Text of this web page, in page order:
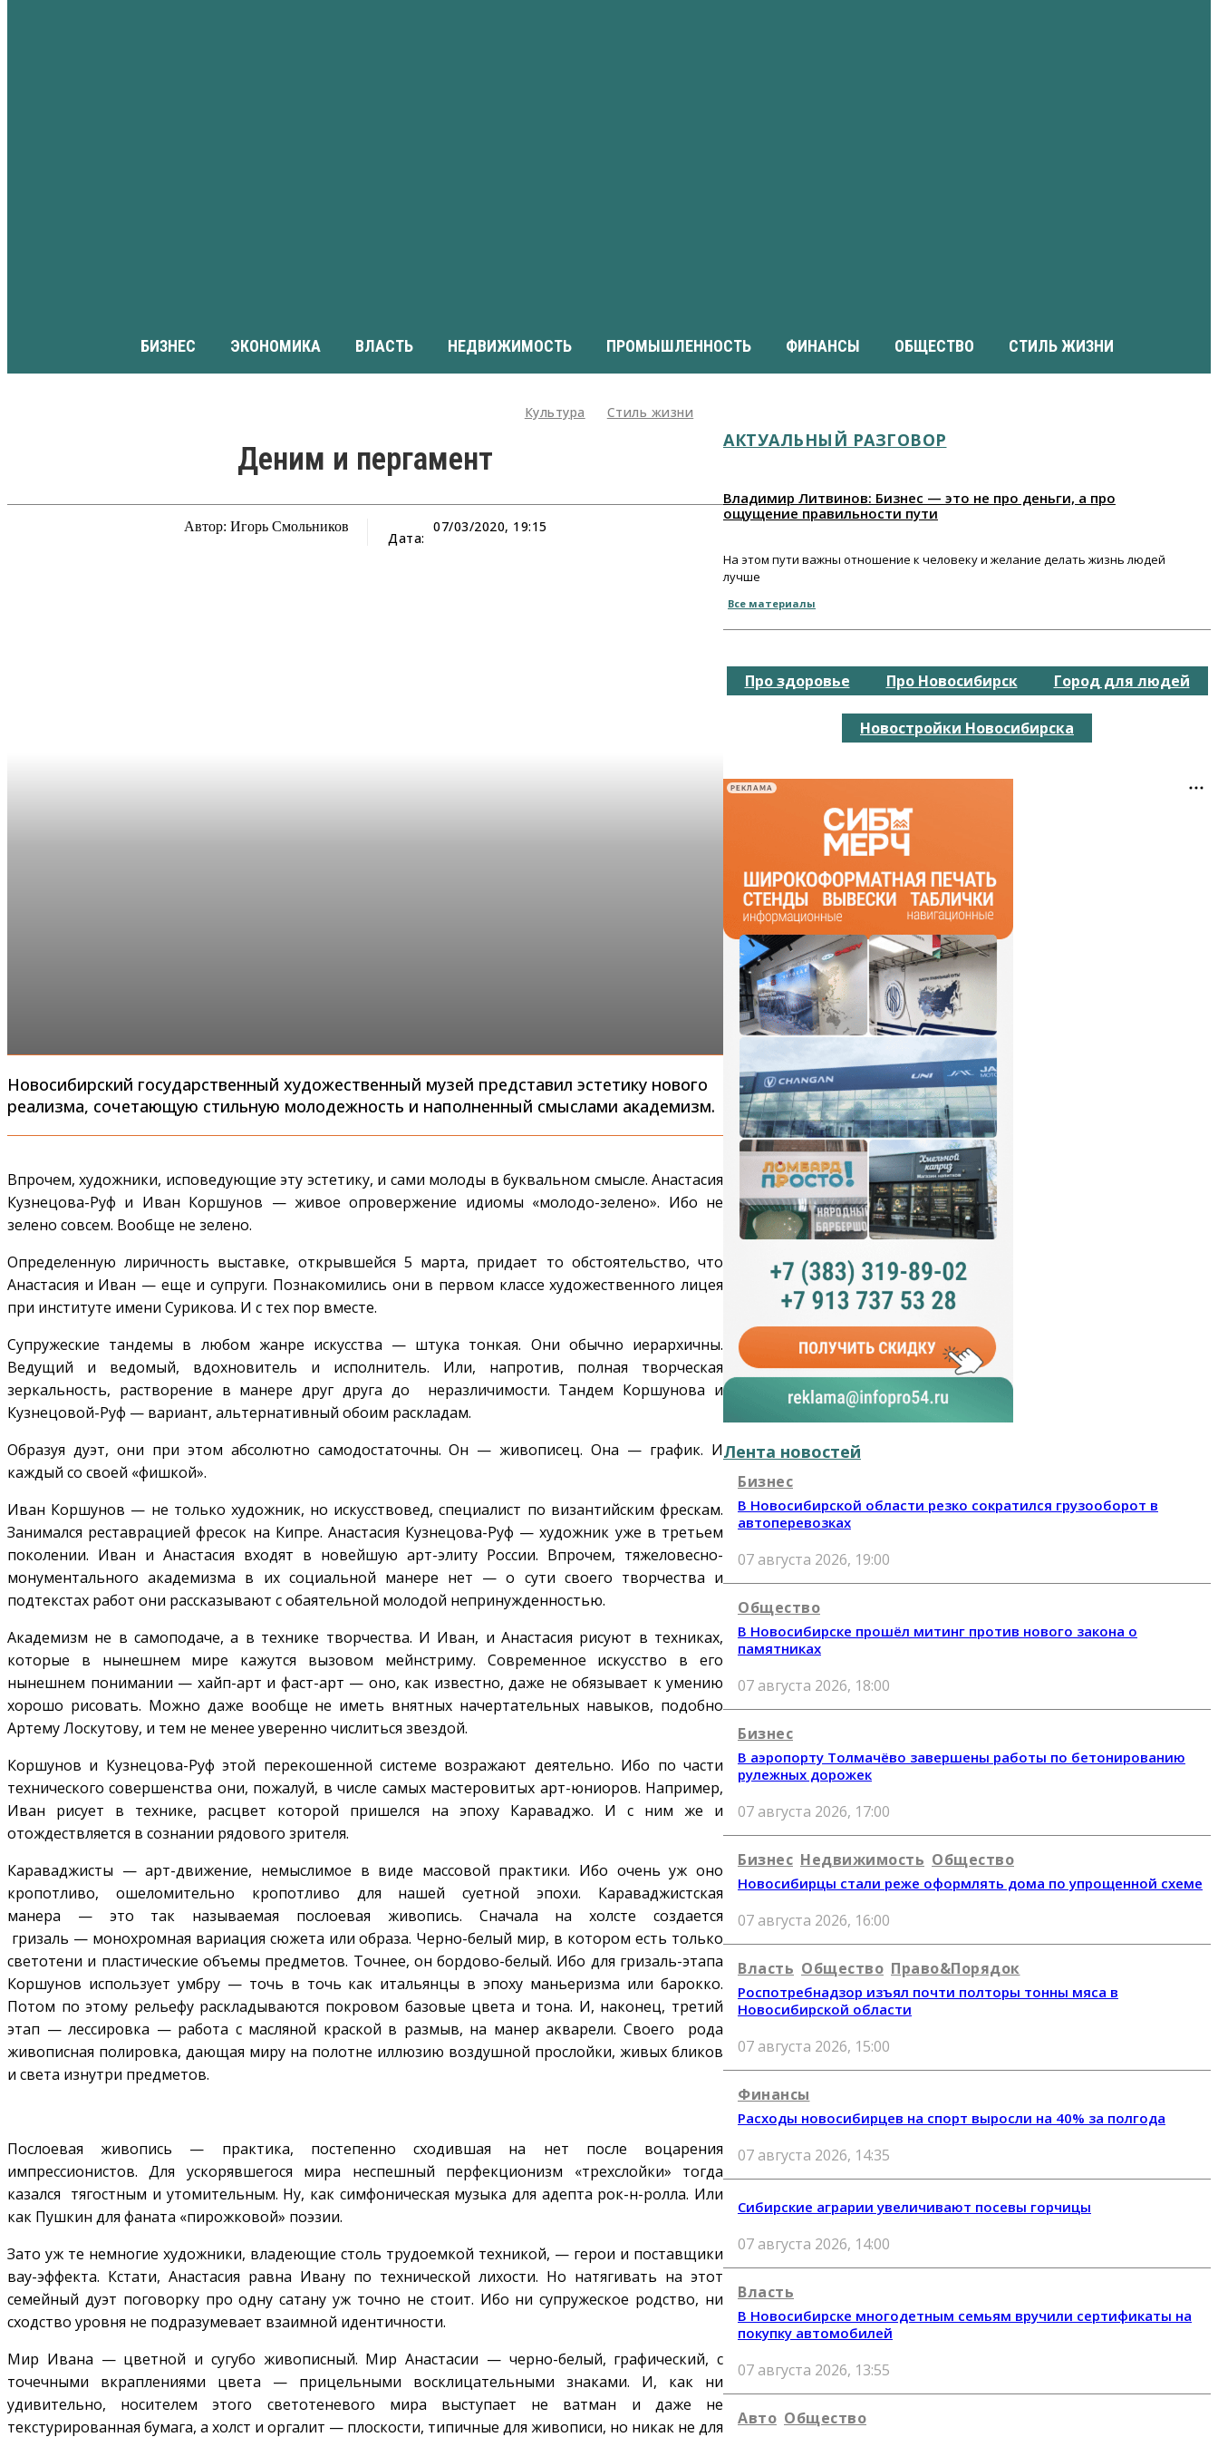
БИЗНЕС ЭКОНОМИКА ВЛАСТЬ НЕДВИЖИМОСТЬ ПРОМЫШЛЕННОСТЬ ФИНАНСЫ ОБЩЕСТВО СТИЛЬ ЖИЗНИ
Культура Стиль жизни
Деним и пергамент
Автор: Игорь Смольников
Дата:
07/03/2020, 19:15
Новосибирский государственный художественный музей представил эстетику нового
реализма, сочетающую стильную молодежность и наполненный смыслами академизм.
Впрочем, художники, исповедующие эту эстетику, и сами молоды в буквальном смысле. Анастасия
Кузнецова-Руф и Иван Коршунов — живое опровержение идиомы «молодо-зелено». Ибо не
зелено совсем. Вообще не зелено.
Определенную лиричность выставке, открывшейся 5 марта, придает то обстоятельство, что
Анастасия и Иван — еще и супруги. Познакомились они в первом классе художественного лицея
при институте имени Сурикова. И с тех пор вместе.
Супружеские тандемы в любом жанре искусства — штука тонкая. Они обычно иерархичны.
Ведущий и ведомый, вдохновитель и исполнитель. Или, напротив, полная творческая
зеркальность, растворение в манере друг друга до неразличимости. Тандем Коршунова и
Кузнецовой-Руф — вариант, альтернативный обоим раскладам.
Образуя дуэт, они при этом абсолютно самодостаточны. Он — живописец. Она — график. И
каждый со своей «фишкой».
Иван Коршунов — не только художник, но искусствовед, специалист по византийским фрескам.
Занимался реставрацией фресок на Кипре. Анастасия Кузнецова-Руф — художник уже в третьем
поколении. Иван и Анастасия входят в новейшую арт-элиту России. Впрочем, тяжеловесно-
монументального академизма в их социальной манере нет — о сути своего творчества и
подтекстах работ они рассказывают с обаятельной молодой непринужденностью.
Академизм не в самоподаче, а в технике творчества. И Иван, и Анастасия рисуют в техниках,
которые в нынешнем мире кажутся вызовом мейнстриму. Современное искусство в его
нынешнем понимании — хайп-арт и фаст-арт — оно, как известно, даже не обязывает к умению
хорошо рисовать. Можно даже вообще не иметь внятных начертательных навыков, подобно
Артему Лоскутову, и тем не менее уверенно числиться звездой.
Коршунов и Кузнецова-Руф этой перекошенной системе возражают деятельно. Ибо по части
технического совершенства они, пожалуй, в числе самых мастеровитых арт-юниоров. Например,
Иван рисует в технике, расцвет которой пришелся на эпоху Караваджо. И с ним же и
отождествляется в сознании рядового зрителя.
Караваджисты — арт-движение, немыслимое в виде массовой практики. Ибо очень уж оно
кропотливо, ошеломительно кропотливо для нашей суетной эпохи. Караваджистская
манера — это так называемая послоевая живопись. Сначала на холсте создается
гризаль — монохромная вариация сюжета или образа. Черно-белый мир, в котором есть только
светотени и пластические объемы предметов. Точнее, он бордово-белый. Ибо для гризаль-этапа
Коршунов использует умбру — точь в точь как итальянцы в эпоху маньеризма или барокко.
Потом по этому рельефу раскладываются покровом базовые цвета и тона. И, наконец, третий
этап — лессировка — работа с масляной краской в размыв, на манер акварели. Своего рода
живописная полировка, дающая миру на полотне иллюзию воздушной прослойки, живых бликов
и света изнутри предметов.
Послоевая живопись — практика, постепенно сходившая на нет после воцарения
импрессионистов. Для ускорявшегося мира неспешный перфекционизм «трехслойки» тогда
казался тягостным и утомительным. Ну, как симфоническая музыка для адепта рок-н-ролла. Или
как Пушкин для фаната «пирожковой» поэзии.
Зато уж те немногие художники, владеющие столь трудоемкой техникой, — герои и поставщики
вау-эффекта. Кстати, Анастасия равна Ивану по технической лихости. Но натягивать на этот
семейный дуэт поговорку про одну сатану уж точно не стоит. Ибо ни супружеское родство, ни
сходство уровня не подразумевает взаимной идентичности.
Мир Ивана — цветной и сугубо живописный. Мир Анастасии — черно-белый, графический, с
точечными вкраплениями цвета — прицельными восклицательными знаками. И, как ни
удивительно, носителем этого светотеневого мира выступает не ватман и даже не
текстурированная бумага, а холст и оргалит — плоскости, типичные для живописи, но никак не для
АКТУАЛЬНЫЙ РАЗГОВОР
Владимир Литвинов: Бизнес — это не про деньги, а про
ощущение правильности пути
На этом пути важны отношение к человеку и желание делать жизнь людей
лучше
Все материалы
Про здоровье Про Новосибирск Город для людей
Новостройки Новосибирска
РЕКЛАМА
Лента новостей
Бизнес
В Новосибирской области резко сократился грузооборот в
автоперевозках
07 августа 2026, 19:00
Общество
В Новосибирске прошёл митинг против нового закона о
памятниках
07 августа 2026, 18:00
Бизнес
В аэропорту Толмачёво завершены работы по бетонированию
рулежных дорожек
07 августа 2026, 17:00
Бизнес Недвижимость Общество
Новосибирцы стали реже оформлять дома по упрощенной схеме
07 августа 2026, 16:00
Власть Общество Право&Порядок
Роспотребнадзор изъял почти полторы тонны мяса в
Новосибирской области
07 августа 2026, 15:00
Финансы
Расходы новосибирцев на спорт выросли на 40% за полгода
07 августа 2026, 14:35
Сибирские аграрии увеличивают посевы горчицы
07 августа 2026, 14:00
Власть
В Новосибирске многодетным семьям вручили сертификаты на
покупку автомобилей
07 августа 2026, 13:55
Авто Общество